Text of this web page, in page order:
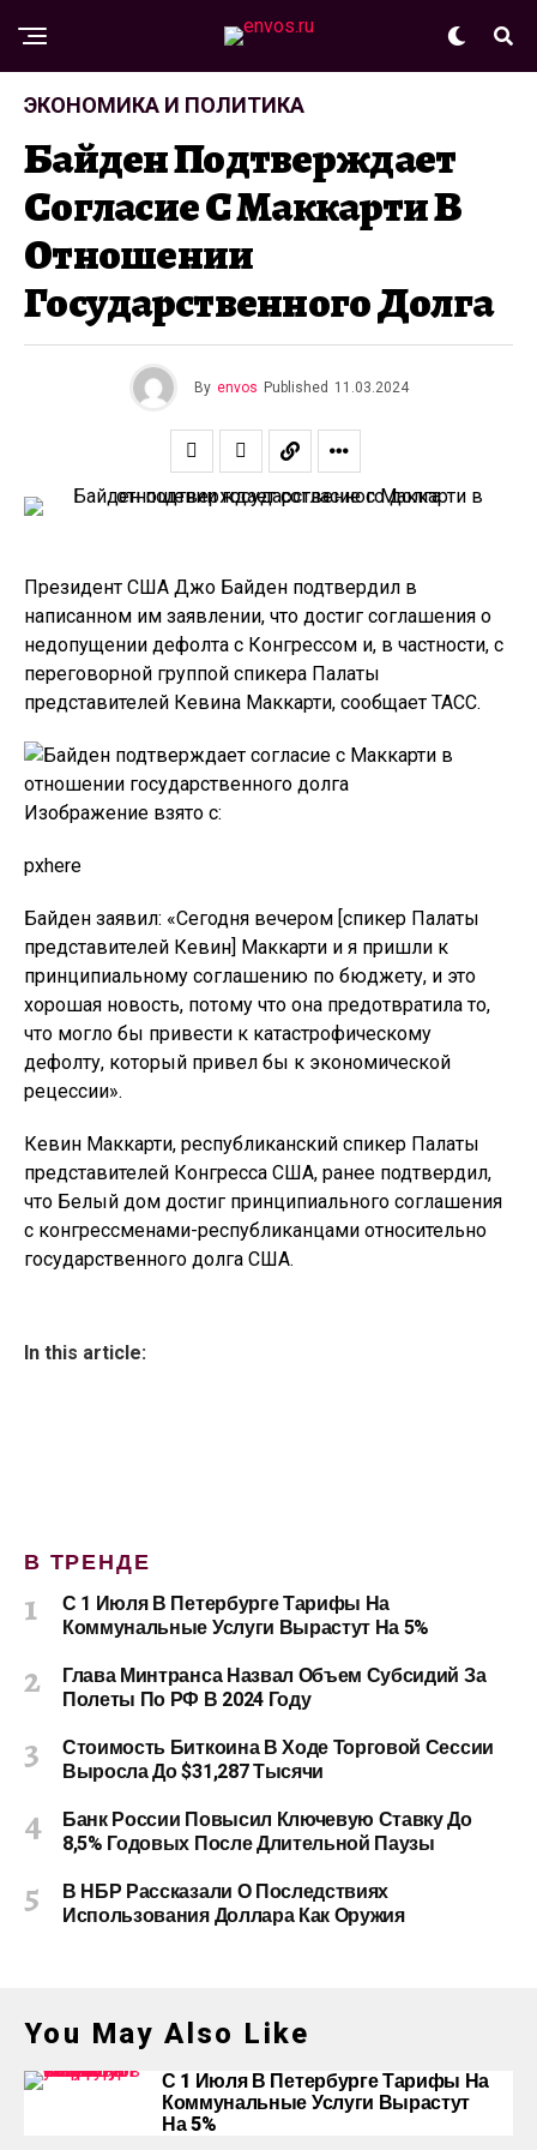
ЭКОНОМИКА И ПОЛИТИКА
Байден Подтверждает
Согласие С Маккарти В
Отношении
Государственного Долга
By envos Published 11.03.2024
Президент США Джо Байден подтвердил в
написанном им заявлении, что достиг соглашения о
недопущении дефолта с Конгрессом и, в частности, с
переговорной группой спикера Палаты
представителей Кевина Маккарти, сообщает ТАСС.
Изображение взято с:
pxhere
Байден заявил: «Сегодня вечером [спикер Палаты
представителей Кевин] Маккарти и я пришли к
принципиальному соглашению по бюджету, и это
хорошая новость, потому что она предотвратила то,
что могло бы привести к катастрофическому
дефолту, который привел бы к экономической
рецессии».
Кевин Маккарти, республиканский спикер Палаты
представителей Конгресса США, ранее подтвердил,
что Белый дом достиг принципиального соглашения
с конгрессменами-республиканцами относительно
государственного долга США.
In this article:
В ТРЕНДЕ
С 1 Июля В Петербурге Тарифы На
Коммунальные Услуги Вырастут На 5%
Глава Минтранса Назвал Объем Субсидий За
Полеты По РФ В 2024 Году
Стоимость Биткоина В Ходе Торговой Сессии
Выросла До $31,287 Тысячи
Банк России Повысил Ключевую Ставку До
8,5% Годовых После Длительной Паузы
В НБР Рассказали О Последствиях
Использования Доллара Как Оружия
You May Also Like
С 1 Июля В Петербурге Тарифы На
Коммунальные Услуги Вырастут
На 5%